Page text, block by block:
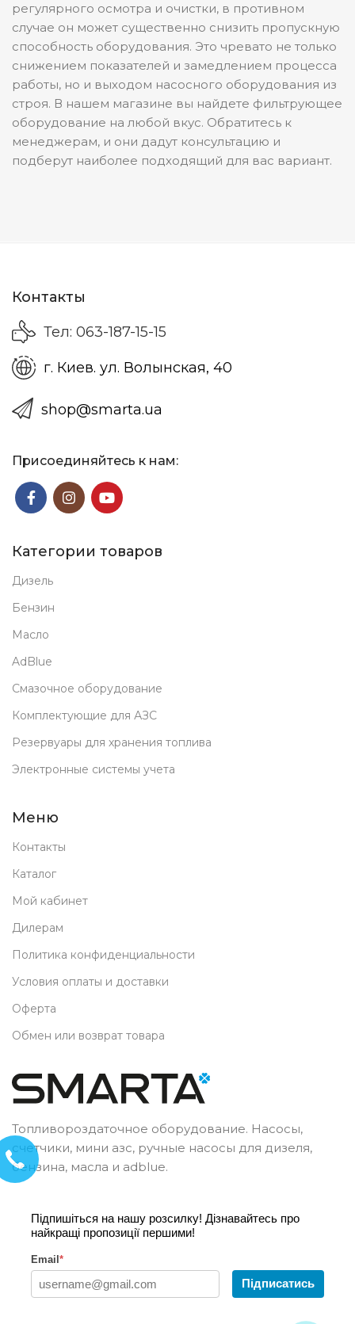
регулярного осмотра и очистки, в противном
случае он может существенно снизить пропускную
способность оборудования. Это чревато не только
снижением показателей и замедлением процесса
работы, но и выходом насосного оборудования из
строя. В нашем магазине вы найдете фильтрующее
оборудование на любой вкус. Обратитесь к
менеджерам, и они дадут консультацию и
подберут наиболее подходящий для вас вариант.
Контакты
Тел: 063-187-15-15
г. Киев. ул. Волынская, 40
shop@smarta.ua
Присоединяйтесь к нам:
Категории товаров
Дизель
Бензин
Масло
AdBlue
Смазочное оборудование
Комплектующие для АЗС
Резервуары для хранения топлива
Электронные системы учета
Меню
Контакты
Каталог
Мой кабинет
Дилерам
Политика конфиденциальности
Условия оплаты и доставки
Оферта
Обмен или возврат товара
Топливороздаточное оборудование. Насосы,
счетчики, мини азс, ручные насосы для дизеля,
бензина, масла и adblue.
Підпишіться на нашу розсилку! Дізнавайтесь про
найкращі пропозиції першими!
Email *
Підписатись